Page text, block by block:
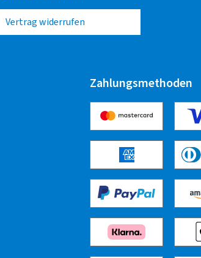
Vertrag widerrufen
Zahlungsmethoden